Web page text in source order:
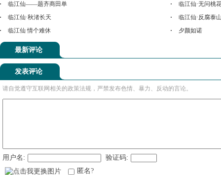
临江仙——题齐商田单
临江仙·无问桃
临江仙·秋渚长天
临江仙·反腐泰
临江仙 情个难休
夕颜如诺
最新评论
发表评论
请自觉遵守互联网相关的政策法规，严禁发布色情、暴力、反动的言论。
用户名:
验证码:
匿名?